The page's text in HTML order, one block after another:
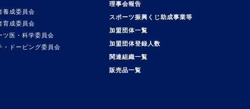
養成委員会
育成委員会
ツ医・科学委員会
・ドーピング委員会
理事会報告
スポーツ振興くじ助成事業等
加盟団体一覧
加盟団体登録人数
関連組織一覧
販売品一覧